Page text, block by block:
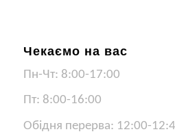
Чекаємо на вас
Пн-Чт: 8:00-17:00
Пт: 8:00-16:00
Обідня перерва: 12:00-